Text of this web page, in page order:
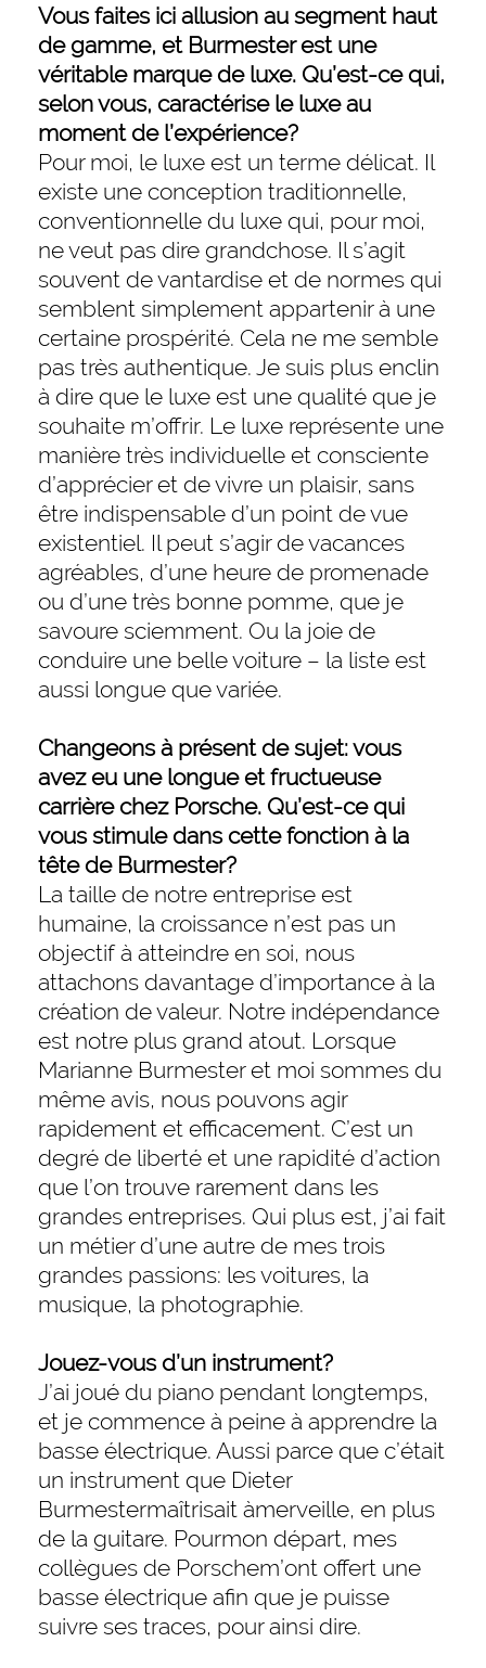
Vous faites ici allusion au segment haut
de gamme, et Burmester est une
véritable marque de luxe. Qu’est-ce qui,
selon vous, caractérise le luxe au
moment de l’expérience?
Pour moi, le luxe est un terme délicat. Il
existe une conception traditionnelle,
conventionnelle du luxe qui, pour moi,
ne veut pas dire grandchose. Il s’agit
souvent de vantardise et de normes qui
semblent simplement appartenir à une
certaine prospérité. Cela ne me semble
pas très authentique. Je suis plus enclin
à dire que le luxe est une qualité que je
souhaite m’offrir. Le luxe représente une
manière très individuelle et consciente
d’apprécier et de vivre un plaisir, sans
être indispensable d’un point de vue
existentiel. Il peut s’agir de vacances
agréables, d’une heure de promenade
ou d’une très bonne pomme, que je
savoure sciemment. Ou la joie de
conduire une belle voiture – la liste est
aussi longue que variée.
Changeons à présent de sujet: vous
avez eu une longue et fructueuse
carrière chez Porsche. Qu’est-ce qui
vous stimule dans cette fonction à la
tête de Burmester?
La taille de notre entreprise est
humaine, la croissance n’est pas un
objectif à atteindre en soi, nous
attachons davantage d’importance à la
création de valeur. Notre indépendance
est notre plus grand atout. Lorsque
Marianne Burmester et moi sommes du
même avis, nous pouvons agir
rapidement et efficacement. C’est un
degré de liberté et une rapidité d’action
que l’on trouve rarement dans les
grandes entreprises. Qui plus est, j’ai fait
un métier d’une autre de mes trois
grandes passions: les voitures, la
musique, la photographie.
Jouez-vous d’un instrument?
J’ai joué du piano pendant longtemps,
et je commence à peine à apprendre la
basse électrique. Aussi parce que c’était
un instrument que Dieter
Burmestermaîtrisait àmerveille, en plus
de la guitare. Pourmon départ, mes
collègues de Porschem’ont offert une
basse électrique afin que je puisse
suivre ses traces, pour ainsi dire.